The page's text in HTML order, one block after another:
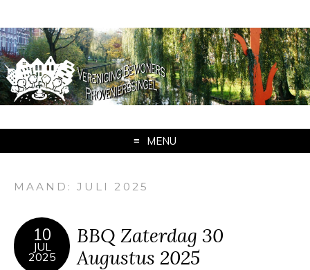
MENU
MAAND:JULI 2025
10
JUL
2025
BBQ Zaterdag 30
Augustus 2025